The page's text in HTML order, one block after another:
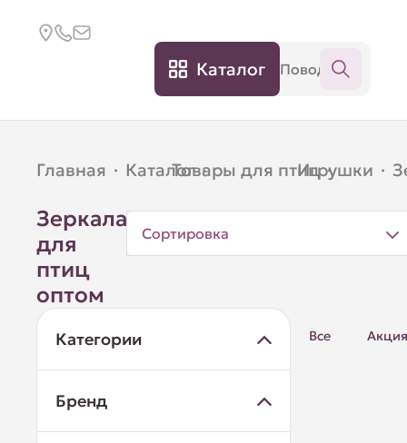
Каталог
Главная · Каталог ·
Товары для птиц ·
Игрушки ·
Зеркала
для
птиц
оптом
Сортировка
Категории
Бренд
Все